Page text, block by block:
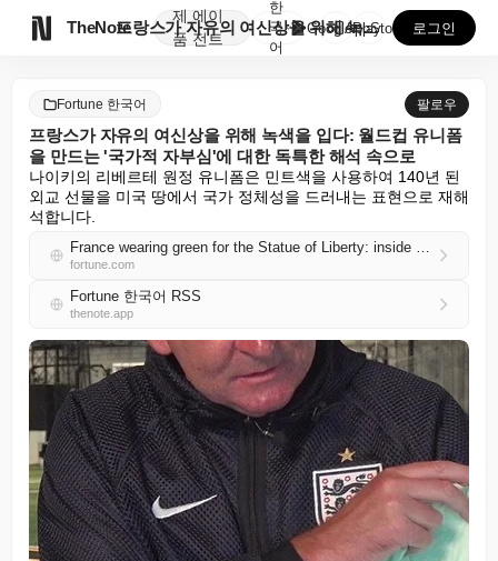
TheNote
제
품
에이
전트
프랑스가 자유의 여신상을 위해 녹색을 입다: 월드컵 유...
한
국
어
GooglePlay
AppStore 로그인
Fortune 한국어 팔로우
프랑스가 자유의 여신상을 위해 녹색을 입다: 월드컵 유니폼
을 만드는 '국가적 자부심'에 대한 독특한 해석 속으로
나이키의 리베르테 원정 유니폼은 민트색을 사용하여 140년 된
외교 선물을 미국 땅에서 국가 정체성을 드러내는 표현으로 재해
석합니다.
France wearing green for the Statue of Liberty: inside the unusual interpretation of ‘national pride’ that makes World Cup jerseys
fortune.com
Fortune 한국어 RSS
thenote.app